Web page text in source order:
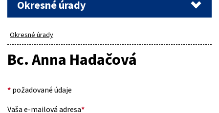
Okresné úrady
Okresné úrady
Bc. Anna Hadačová
* požadované údaje
Vaša e-mailová adresa*